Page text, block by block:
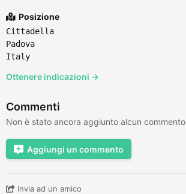
Posizione
Cittadella
Padova
Italy
Ottenere indicazioni →
Commenti
Non è stato ancora aggiunto alcun commento
Aggiungi un commento
Invia ad un amico